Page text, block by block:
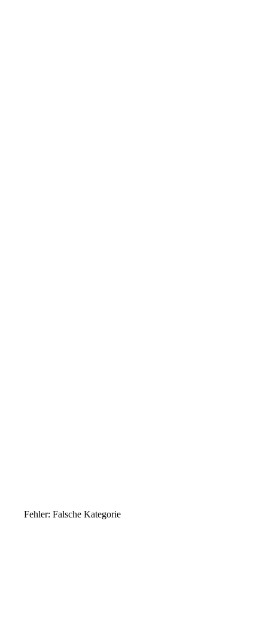
Fehler: Falsche Kategorie